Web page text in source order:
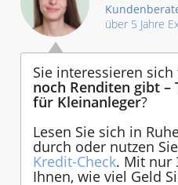
über 5 Jahre
Sie interessieren
noch Renditen gibt –
für Kleinanleger?
Lesen Sie sich in
durch oder nutzen
Kredit-Check. Mit nur
Ihnen, wie viel Geld